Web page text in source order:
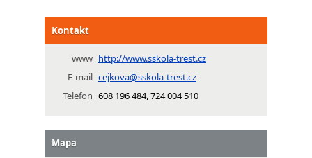
Kontakt
www http://www.sskola-trest.cz
E-mail cejkova@sskola-trest.cz
Telefon 608 196 484, 724 004 510
Mapa